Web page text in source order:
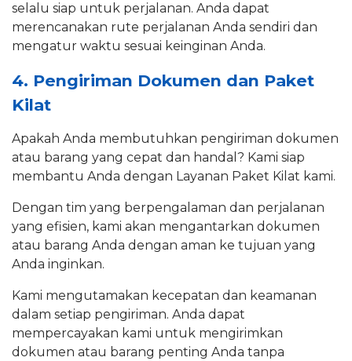
selalu siap untuk perjalanan. Anda dapat
merencanakan rute perjalanan Anda sendiri dan
mengatur waktu sesuai keinginan Anda.
4. Pengiriman Dokumen dan Paket
Kilat
Apakah Anda membutuhkan pengiriman dokumen
atau barang yang cepat dan handal? Kami siap
membantu Anda dengan Layanan Paket Kilat kami.
Dengan tim yang berpengalaman dan perjalanan
yang efisien, kami akan mengantarkan dokumen
atau barang Anda dengan aman ke tujuan yang
Anda inginkan.
Kami mengutamakan kecepatan dan keamanan
dalam setiap pengiriman. Anda dapat
mempercayakan kami untuk mengirimkan
dokumen atau barang penting Anda tanpa